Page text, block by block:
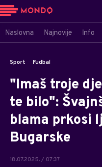
Naslovna Najnovije Info
Sport Fudbal
"Imaš troje
te bilo":
blama prkosi
Bugarske
18.07.2025. / 07:37